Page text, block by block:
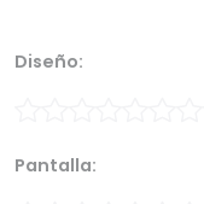
Diseño:
Pantalla: